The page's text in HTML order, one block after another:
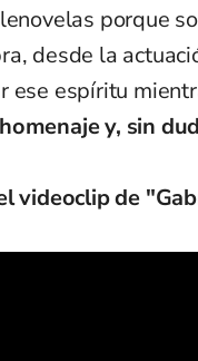
porque
desde la
ese espíritu
y, sin
videoclip de